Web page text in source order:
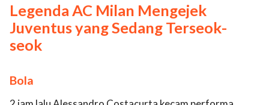
Legenda AC Milan Mengejek
Juventus yang Sedang Terseok-
seok
Bola